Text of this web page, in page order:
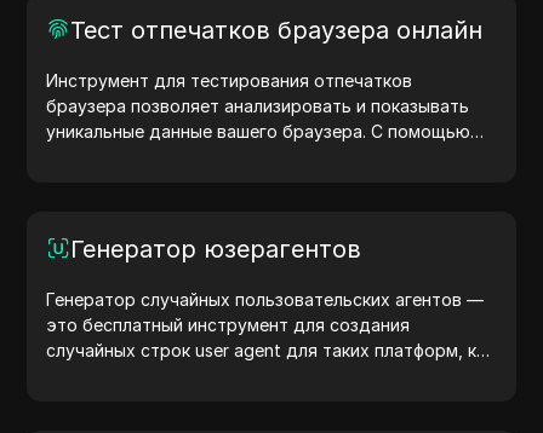
Тест отпечатков браузера онлайн
Инструмент для тестирования отпечатков
браузера позволяет анализировать и показывать
уникальные данные вашего браузера. С помощью
Генератор юзерагентов
Генератор случайных пользовательских агентов —
это бесплатный инструмент для создания
случайных строк user agent для таких платформ, как